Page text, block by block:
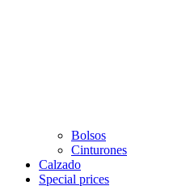
Bolsos
Cinturones
Calzado
Special prices